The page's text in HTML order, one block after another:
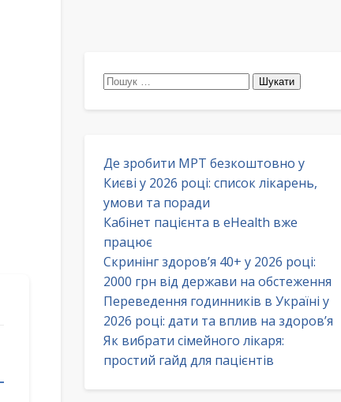
Пошук:
Де зробити МРТ безкоштовно у
Києві у 2026 році: список лікарень,
умови та поради
Кабінет пацієнта в eHealth вже
працює
Скринінг здоров’я 40+ у 2026 році:
2000 грн від держави на обстеження
Переведення годинників в Україні у
2026 році: дати та вплив на здоров’я
Як вибрати сімейного лікаря:
простий гайд для пацієнтів